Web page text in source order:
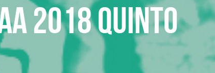
2018 QUINTO